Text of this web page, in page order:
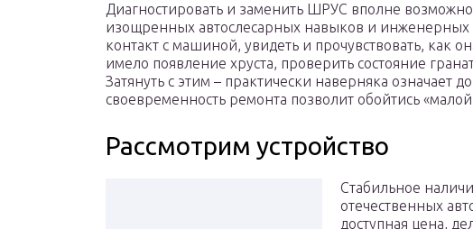
Диагностировать и заменить ШРУС вполне
изощренных автослесарных навыков и инженерных
контакт с машиной, увидеть и прочувствовать, как
имело появление хруста, проверить состояние
Затянуть с этим – практически наверняка означает
своевременность ремонта позволит обойтись
Рассмотрим устройство
Стабильное
отечественных
доступная цена,